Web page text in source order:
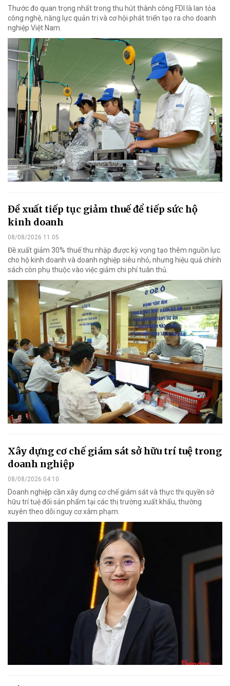
Thước đo quan trọng nhất trong thu hút thành công FDI là lan tỏa
công nghệ, năng lực quản trị và cơ hội phát triển tạo ra cho doanh
nghiệp Việt Nam.
Đề xuất tiếp tục giảm thuế để tiếp sức hộ
kinh doanh
08/08/2026 11:05
Đề xuất giảm 30% thuế thu nhập được kỳ vọng tạo thêm nguồn lực
cho hộ kinh doanh và doanh nghiệp siêu nhỏ, nhưng hiệu quả chính
sách còn phụ thuộc vào việc giảm chi phí tuân thủ.
Xây dựng cơ chế giám sát sở hữu trí tuệ trong
doanh nghiệp
08/08/2026 04:10
Doanh nghiệp cần xây dựng cơ chế giám sát và thực thi quyền sở
hữu trí tuệ đối sản phẩm tại các thị trường xuất khẩu, thường
xuyên theo dõi nguy cơ xâm phạm.